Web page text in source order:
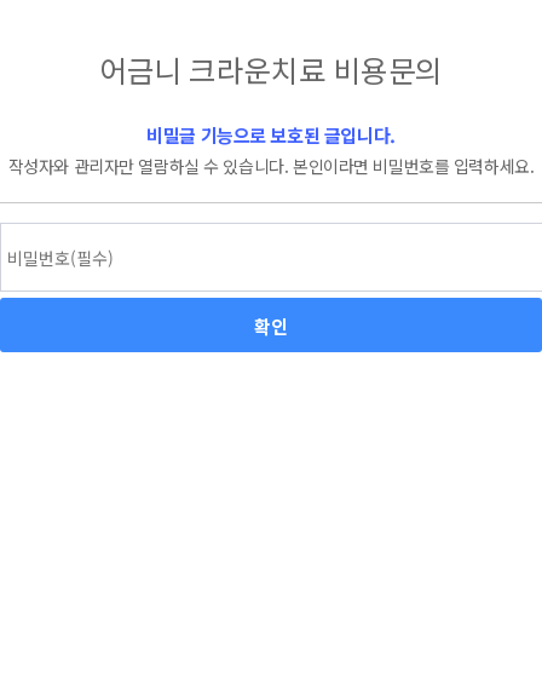
어금니 크라운치료 비용문의
비밀글 기능으로 보호된 글입니다.
작성자와 관리자만 열람하실 수 있습니다. 본인이라면 비밀번호를 입력하세요.